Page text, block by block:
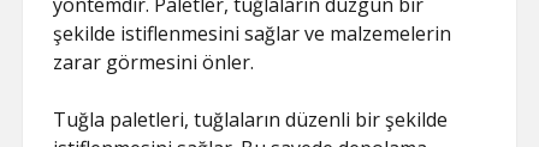
şekilde istiflenmesini sağlar ve malzemelerin
zarar görmesini önler.
Tuğla paletleri, tuğlaların düzenli bir şekilde